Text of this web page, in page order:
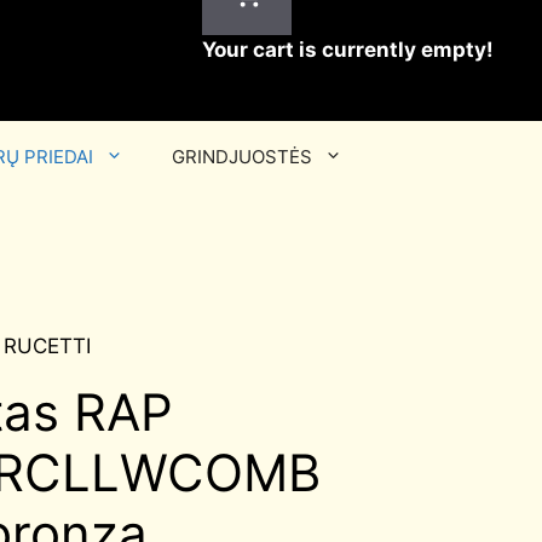
Your cart is currently empty!
PRIEDAI GRINDJUOSTĖS
RAP